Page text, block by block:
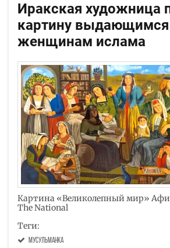
Иракская художница
картину выдающимся
женщинам ислама
Картина «Великолепный мир»
The National
Теги:
мусульманка